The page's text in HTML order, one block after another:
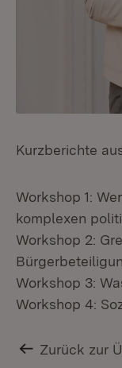
Kurzberichte
Workshop 1:
komplexen
Workshop 2:
Workshop 3:
Workshop 4:
Zurück zur